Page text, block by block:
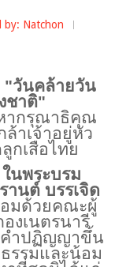
by: Natchon
"วันคล้ายวัน
ชาติ"
ากรุณาธิคุณ
ล้าเจ้าอยู่หัว
กเสือไทย
นพระบรม
านต์ บรรเจิด
มด้วยคณะผู้
งเนตรนารี
คำปฏิญญาขึ้น
รรมและน้อม